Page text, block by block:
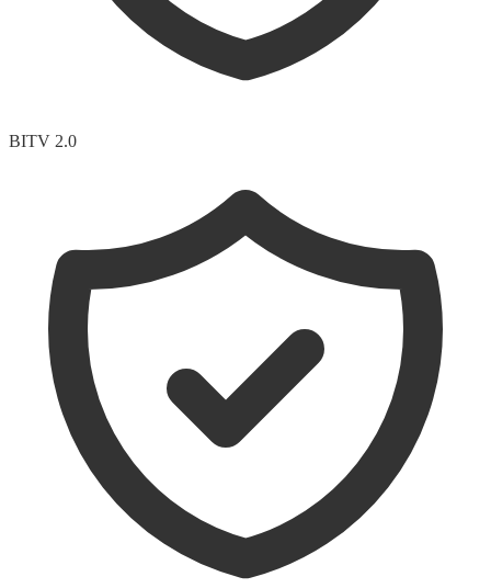
BITV 2.0